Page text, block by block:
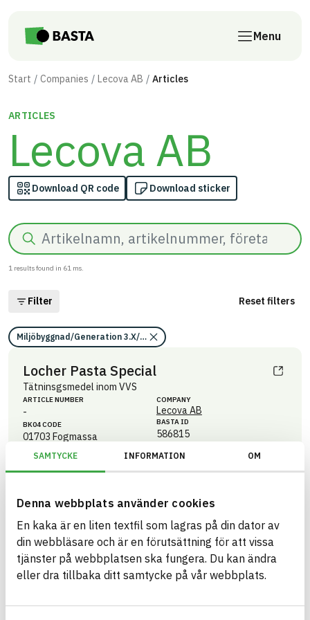
SAMTYCKE INFORMATION OM
Denna webbplats använder cookies
En kaka är en liten textfil som lagras på din dator av
din webbläsare och är en förutsättning för att vissa
tjänster på webbplatsen ska fungera. Du kan ändra
eller dra tillbaka ditt samtycke på vår webbplats.
Menu
Start Companies Lecova AB Articles
ARTICLES
Lecova AB
Download QR code Download sticker
Search
1 results found in 61 ms.
Filter Reset filters
Miljöbyggnad/Generation 3.X/Indikator 14/Utfasning av farliga
Locher Pasta Special
Tätninsgsmedel inom VVS
ARTICLE NUMBER
-
BK04 CODE
01703 Fogmassa
COMPANY
Lecova AB
BASTA ID
586815
HEALTH AND ENVIRONMENTAL HAZARDS Information available
ENVIRONMENTAL EFFECTS – EPD Information ej lämnad
EMISSIONS AND TESTS Information ej lämnad